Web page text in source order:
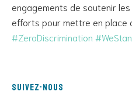
engagements de soutenir
efforts pour mettre en place
#ZeroDiscrimination
Suivez-nous